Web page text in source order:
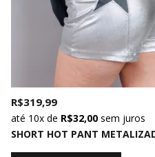
R$ 319,99
10xde R$ 32,00 sem juros